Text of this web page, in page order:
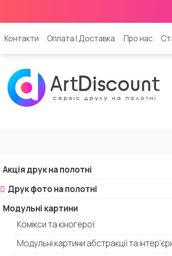
Контакти Оплата | Доставка Про нас
Акція друк на полотні
Друк фото на полотні
Модульні картини
Комікси та кіногерої
Модульні картини абстракції та